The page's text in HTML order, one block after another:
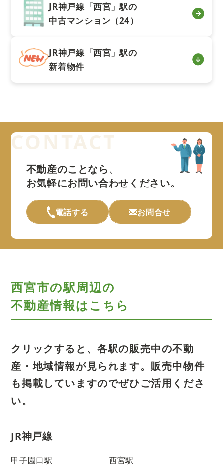
JR神戸線「西宮」駅の
中古マンション（24）
JR神戸線「西宮」駅の
新着物件
不動産のことなら、
お気軽にお問い合わせください。
電話する お問合せ
西宮市の駅周辺の
不動産情報はこちら
クリックすると、各駅の販売中の不動
産・地域情報が見られます。 販売中物件
も掲載していますのでぜひご活用くださ
い。
JR神戸線
甲子園口駅
西宮駅